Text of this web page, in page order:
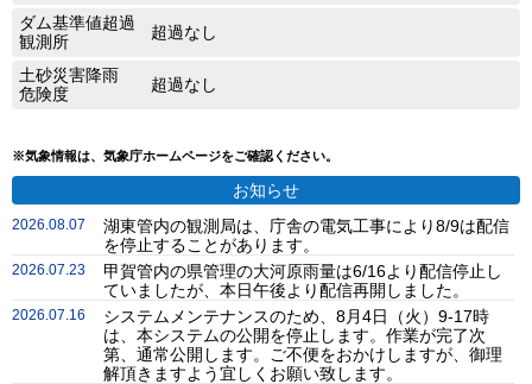
ダム基準値超過
観測所
超過なし
土砂災害降雨
危険度
超過なし
※気象情報は、気象庁ホームページをご確認ください。
お知らせ
2026.08.07
湖東管内の観測局は、庁舎の電気工事により8/9は配信
を停止することがあります。
2026.07.23
甲賀管内の県管理の大河原雨量は6/16より配信停止し
ていましたが、本日午後より配信再開しました。
2026.07.16
システムメンテナンスのため、8月4日（火）9-17時
は、本システムの公開を停止します。作業が完了次
第、通常公開します。ご不便をおかけしますが、御理
解頂きますよう宜しくお願い致します。